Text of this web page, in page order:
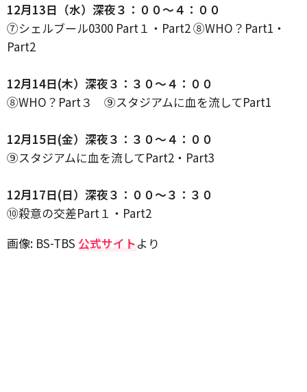
12月13日（水）深夜３：００～４：００
⑦シェルブール0300 Part１・Part2 ⑧WHO？Part1・
Part2
12月14日(木）深夜３：３０～４：００
⑧WHO？Part３ ⑨スタジアムに血を流してPart1
12月15日(金）深夜３：３０～４：００
⑨スタジアムに血を流してPart2・Part3
12月17日(日）深夜３：００～３：３０
⑩殺意の交差Part１・Part2
画像: BS-TBS 公式サイトより